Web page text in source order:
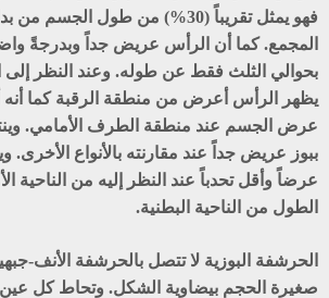
فهو يمثل تقريباً (30%) من طول
المجمع. كما أن الرأس عريض جداً وبدرجةً
بحوالي الثلث فقط عن طوله. وعند النظر إلى
يظهر الرأس أعرض من منطقة الرقبة كما
عرض الجسم عند منطقة الطرف الأمامي.
ببوز عريض جداً عند مقارنته بالأنواع الأخرى.
عرضاً وأقل تحدباً عند النظر إليه من الناحية
الطول من الناحية البطنية.
الحرشفة البوزية لا تتصل بالحرشفة الأنف-
صغيرة الحجم بيضاوية الشكل. وتحاط كل عين